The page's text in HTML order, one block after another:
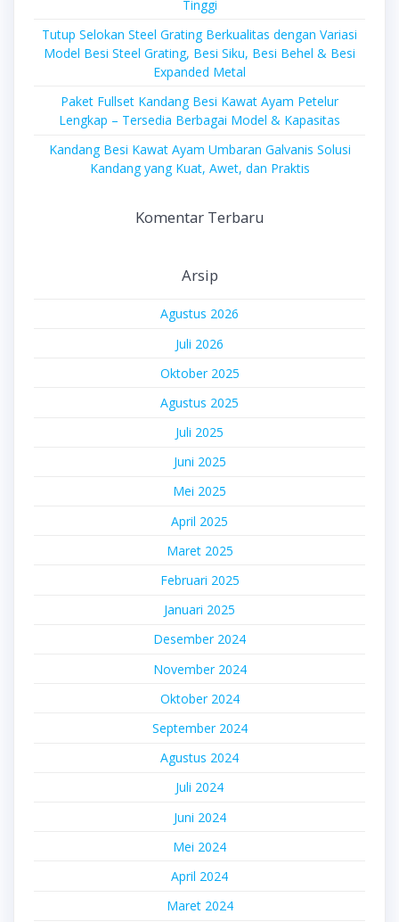
Tinggi
Tutup Selokan Steel Grating Berkualitas dengan Variasi
Model Besi Steel Grating, Besi Siku, Besi Behel & Besi
Expanded Metal
Paket Fullset Kandang Besi Kawat Ayam Petelur
Lengkap – Tersedia Berbagai Model & Kapasitas
Kandang Besi Kawat Ayam Umbaran Galvanis Solusi
Kandang yang Kuat, Awet, dan Praktis
Komentar Terbaru
Arsip
Agustus 2026
Juli 2026
Oktober 2025
Agustus 2025
Juli 2025
Juni 2025
Mei 2025
April 2025
Maret 2025
Februari 2025
Januari 2025
Desember 2024
November 2024
Oktober 2024
September 2024
Agustus 2024
Juli 2024
Juni 2024
Mei 2024
April 2024
Maret 2024